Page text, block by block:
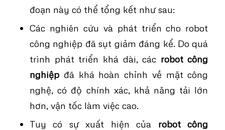
đoạn này có thể tổng kết như sau:
Các nghiên cứu và phát triển cho robot
công nghiệp đã sụt giảm đáng kể. Do quá
trình phát triển khá dài, các robot công
nghiệpđã khá hoàn chỉnh về mặt công
nghệ, có độ chính xác, khả năng tải lớn
hơn, vận tốc làm việc cao.
Tuy có sự xuất hiện của robot công